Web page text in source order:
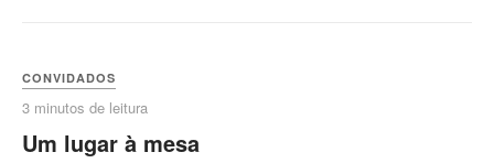
CONVIDADOS
3 minutos de leitura
Um lugar à mesa